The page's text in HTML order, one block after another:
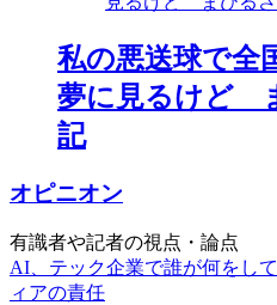
私の悪送球で全
夢に見るけど
記
オピニオン
有識者や記者の視点・論点
AI、テック企業で誰が何をし
ィアの責任